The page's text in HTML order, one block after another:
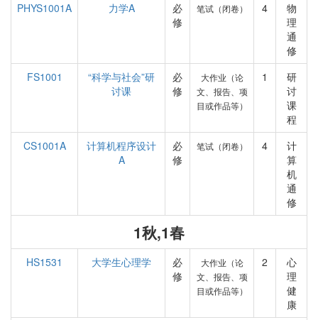
PHYS1001A
力学A
必
修
笔试（闭卷） 4
物
理
通
修
FS1001
“科学与社会”研
讨课
必
修
大作业（论
文、报告、项
目或作品等）
1
研
讨
课
程
CS1001A
计算机程序设计
A
必
修
笔试（闭卷） 4
计
算
机
通
修
1秋,1春
HS1531 大学生心理学
必
修
大作业（论
文、报告、项
目或作品等）
2
心
理
健
康